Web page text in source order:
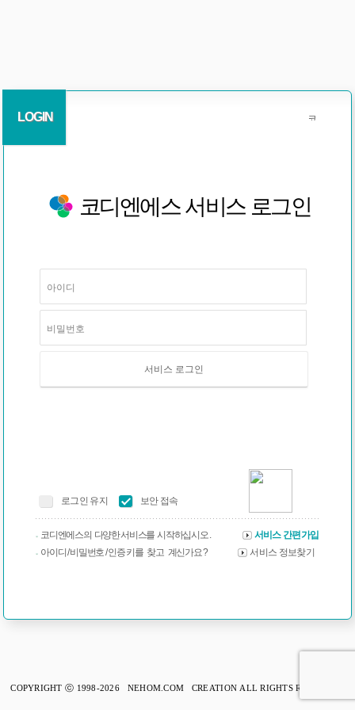
LOGIN
코디엔에스 서비스 로그인
서비스 로그인
로그인 유지 보안 접속
코디엔에스의 다양한 서비스를 시작하십시오 .
서비스 간편가입
아이디 / 비밀번호 / 인증 키를 찾고 계신가요 ?
서비스 정보찾기
COPYRIGHT ⓒ 1998-2026 NEHOM.COM CREATION ALL RIGHTS RESERVED.